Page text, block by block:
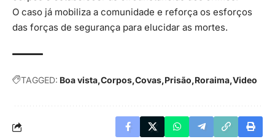
O caso já mobiliza a comunidade e reforça os esforços
das forças de segurança para elucidar as mortes.
TAGGED: Boa vista Corpos Covas Prisão Roraima Video